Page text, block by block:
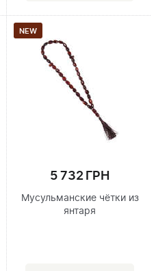
NEW
5 732 ГРН
Мусульманские чётки из
янтаря